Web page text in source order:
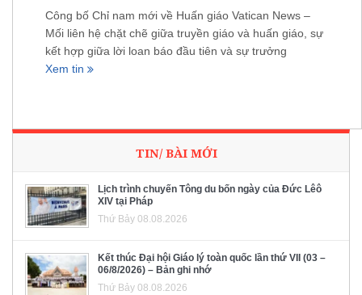
Công bố Chỉ nam mới về Huấn giáo Vatican News –
Mối liên hệ chặt chẽ giữa truyền giáo và huấn giáo, sự
kết hợp giữa lời loan báo đầu tiên và sự trưởng
Xem tin
TIN/ BÀI MỚI
Lịch trình chuyến Tông du bốn ngày của Đức Lêô
XIV tại Pháp
Thứ Bảy 08.08.2026
Kết thúc Đại hội Giáo lý toàn quốc lần thứ VII (03 –
06/8/2026) – Bản ghi nhớ
Thứ Bảy 08.08.2026